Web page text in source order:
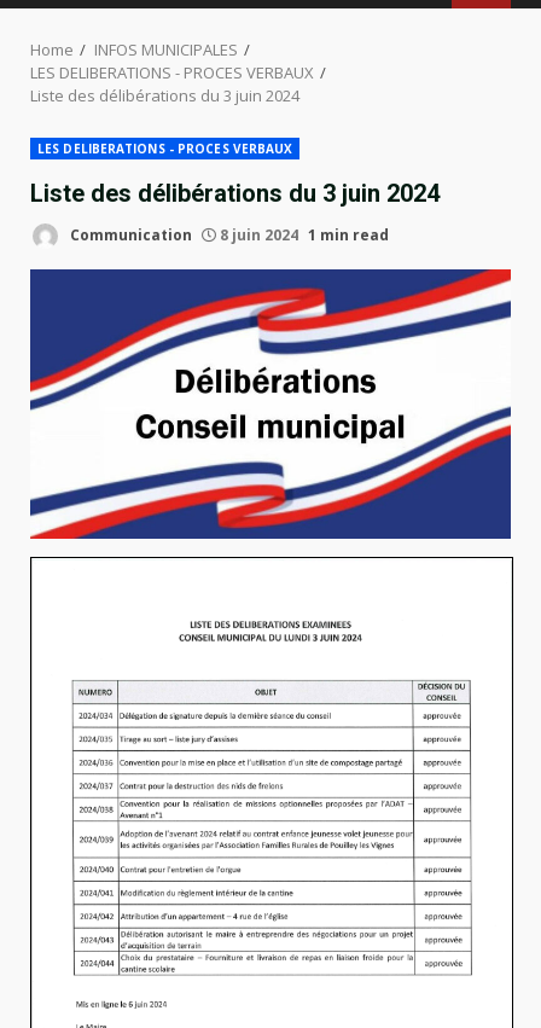
Home
INFOS MUNICIPALES
LES DELIBERATIONS - PROCES VERBAUX
Liste des délibérations du 3 juin 2024
LES DELIBERATIONS - PROCES VERBAUX
Liste des délibérations du 3 juin 2024
Communication 8 juin 2024 1 min read